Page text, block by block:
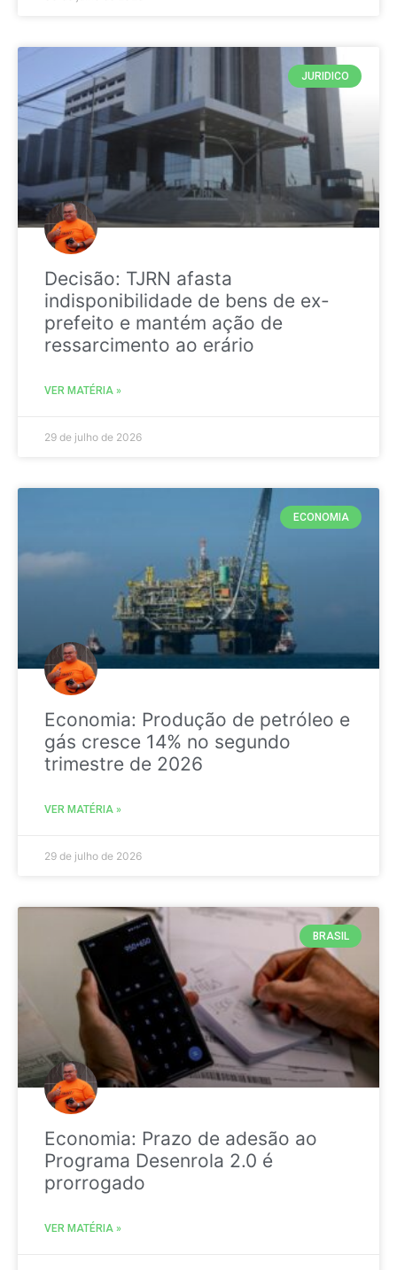
JURIDICO
Decisão: TJRN afasta
indisponibilidade de bens de ex-
prefeito e mantém ação de
ressarcimento ao erário
VER MATÉRIA »
29 de julho de 2026
ECONOMIA
Economia: Produção de petróleo e
gás cresce 14% no segundo
trimestre de 2026
VER MATÉRIA »
29 de julho de 2026
BRASIL
Economia: Prazo de adesão ao
Programa Desenrola 2.0 é
prorrogado
VER MATÉRIA »